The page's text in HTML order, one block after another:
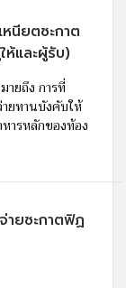
หนียตซะกาต
ห้และผู้รับ)
ายถึง การที่
ยทานบังคับให้
ารหลักของท้อง
ายซะกาตฟิฏ